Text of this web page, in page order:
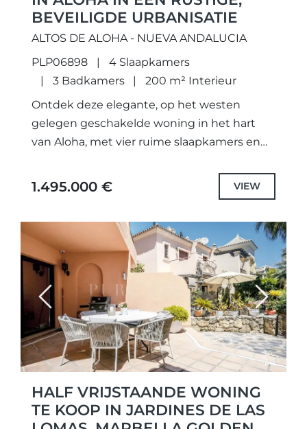
BEVEILIGDE URBANISATIE
ALTOS DE ALOHA - NUEVA ANDALUCIA
PLP06898
4 Slaapkamers
3 Badkamers
200 m² Interieur
Ontdek deze elegante, op het westen
gelegen geschakelde woning in het hart
van Aloha, met vier ruime slaapkamers en
rustige en groene urbanisatie.De woning...
1.495.000 € VIEW
Previous Next
HALF VRIJSTAANDE WONING
TE KOOP IN JARDINES DE LAS